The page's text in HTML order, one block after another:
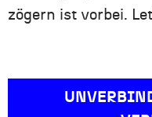
zögern ist vorbei.